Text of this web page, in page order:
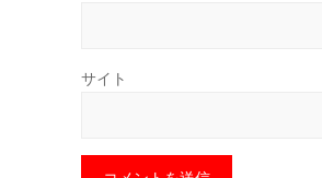
サイト